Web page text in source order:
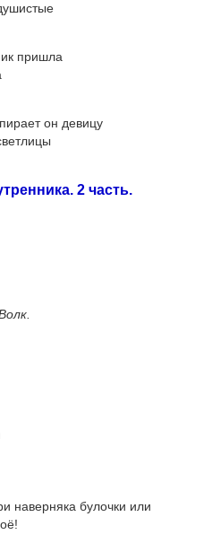
пришла
он девицу
2 часть.
наверняка булочки или